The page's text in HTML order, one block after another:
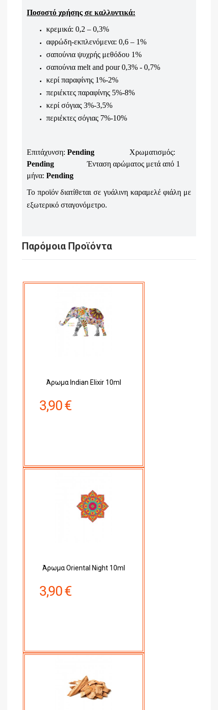
Ποσοστό χρήσης σε καλλυντικά:
κρεμικά: 0,2 – 0,3%
αφρώδη-εκπλενόμενα: 0,6 – 1%
σαπούνια ψυχρής μεθόδου 1%
σαπούνια melt and pour 0,3% - 0,7%
κερί παραφίνης 1%-2%
περιέκτες παραφίνης 5%-8%
κερί σόγιας 3%-3,5%
περιέκτες σόγιας 7%-10%
Επιτάχυνση: Pending Χρωματισμός:
PendingΈνταση αρώματος μετά από 1
μήνα: Pending
Το προϊόν διατίθεται σε γυάλινη καραμελέ φιάλη με
εξωτερικό σταγονόμετρο.
Παρόμοια Προϊόντα
Άρωμα Indian Elixir 10ml
3,90 €
Άρωμα Oriental Night 10ml
3,90 €